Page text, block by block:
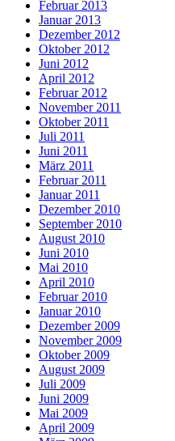
Februar 2013
Januar 2013
Dezember 2012
Oktober 2012
Juni 2012
April 2012
Februar 2012
November 2011
Oktober 2011
Juli 2011
Juni 2011
März 2011
Februar 2011
Januar 2011
Dezember 2010
September 2010
August 2010
Juni 2010
Mai 2010
April 2010
Februar 2010
Januar 2010
Dezember 2009
November 2009
Oktober 2009
August 2009
Juli 2009
Juni 2009
Mai 2009
April 2009